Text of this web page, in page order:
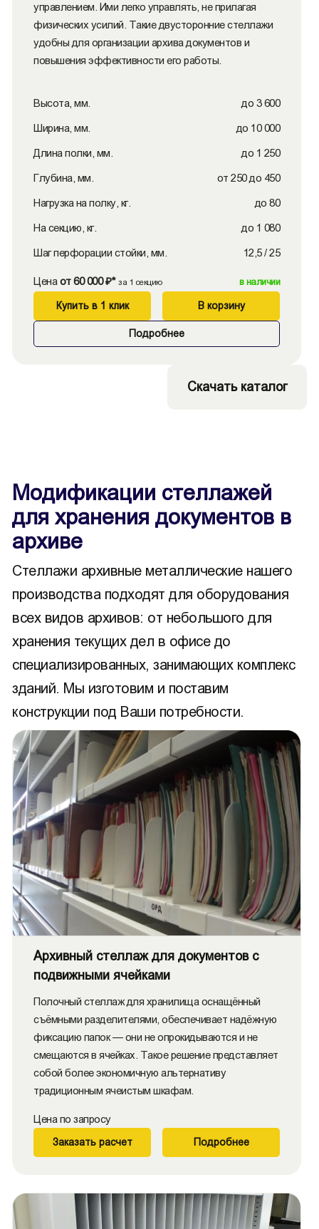
управлением. Ими легко управлять, не прилагая
физических усилий. Такие двусторонние стеллажи
удобны для организации архива документов и
повышения эффективности его работы.
Высота, мм. до 3 600
Ширина, мм. до 10 000
Длина полки, мм. до 1 250
Глубина, мм. от 250 до 450
Нагрузка на полку, кг. до 80
На секцию, кг. до 1 080
Шаг перфорации стойки, мм. 12,5 / 25
Цена от 60 000 ₽* за 1 секцию в наличии
Купить в 1 клик В корзину
Подробнее
Скачать каталог
Модификации стеллажей
для хранения документов в
архиве
Cтеллажи архивные металлические нашего
производства подходят для оборудования
всех видов архивов: от небольшого для
хранения текущих дел в офисе до
специализированных, занимающих комплекс
зданий. Мы изготовим и поставим
конструкции под Ваши потребности.
Архивный стеллаж для документов с
подвижными ячейками
Полочный стеллаж для хранилища оснащённый
съёмными разделителями, обеспечивает надёжную
фиксацию папок — они не опрокидываются и не
смещаются в ячейках. Такое решение представляет
собой более экономичную альтернативу
традиционным ячеистым шкафам.
Цена по запросу
Заказать расчет Подробнее